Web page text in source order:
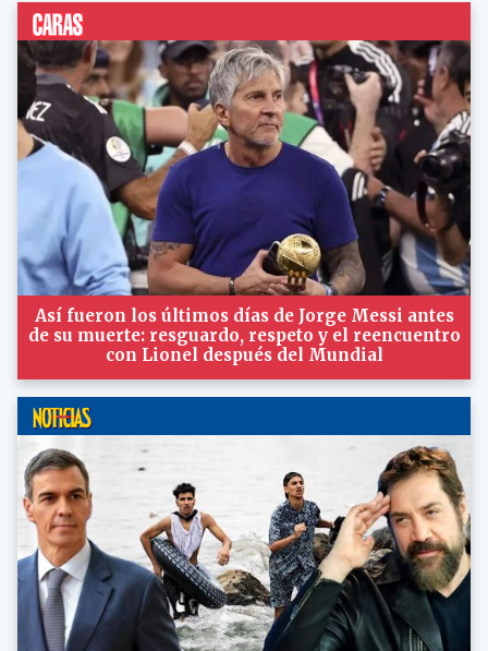
Así fueron los últimos días de Jorge Messi antes
de su muerte: resguardo, respeto y el reencuentro
con Lionel después del Mundial